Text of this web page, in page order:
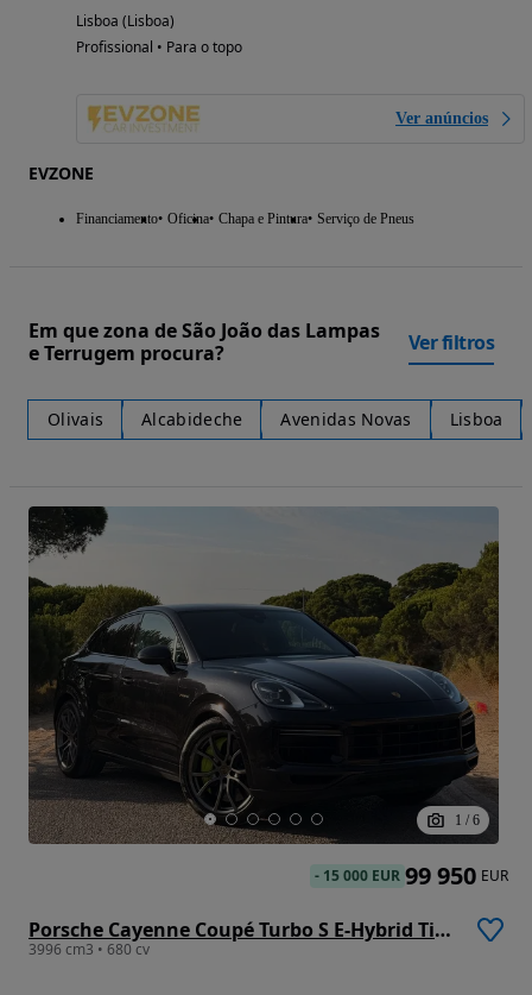
Lisboa (Lisboa)
Profissional • Para o topo
Ver anúncios
EVZONE
Financiamento Oficina Chapa e Pintura Serviço de Pneus
Em que zona de São João das Lampas
e Terrugem procura?
Ver filtros
Olivais Alcabideche Avenidas Novas Lisboa
1 / 6
Porsche Cayenne Coupé Turbo S E-Hybrid Tiptronic S
3996 cm3 • 680 cv
- 15 000 EUR 99 950 EUR